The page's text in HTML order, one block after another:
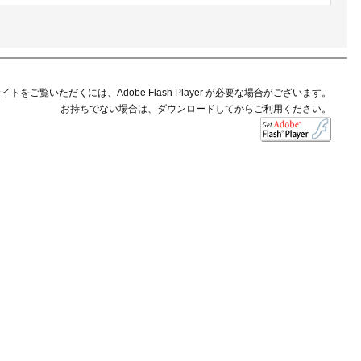
トをご覧いただくには、Adobe Flash Player が必要な場合がございます。
お持ちでない場合は、ダウンロードしてからご利用ください。